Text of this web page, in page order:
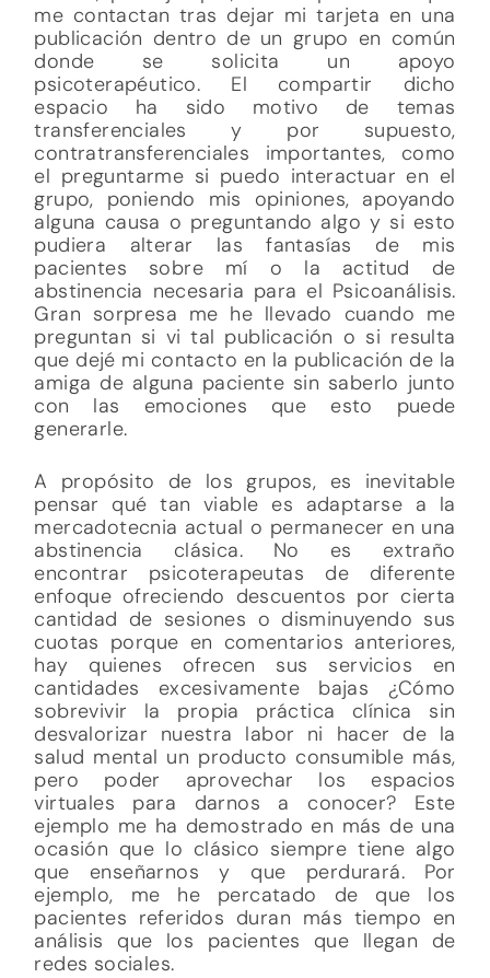
me contactan tras dejar mi tarjeta en una
publicación dentro de un grupo en común
donde se solicita un apoyo
psicoterapéutico. El compartir dicho
espacio ha sido motivo de temas
transferenciales y por supuesto,
contratransferenciales importantes, como
el preguntarme si puedo interactuar en el
grupo, poniendo mis opiniones, apoyando
alguna causa o preguntando algo y si esto
pudiera alterar las fantasías de mis
pacientes sobre mí o la actitud de
abstinencia necesaria para el Psicoanálisis.
Gran sorpresa me he llevado cuando me
preguntan si vi tal publicación o si resulta
que dejé mi contacto en la publicación de la
amiga de alguna paciente sin saberlo junto
con las emociones que esto puede
generarle.
A propósito de los grupos, es inevitable
pensar qué tan viable es adaptarse a la
mercadotecnia actual o permanecer en una
abstinencia clásica. No es extraño
encontrar psicoterapeutas de diferente
enfoque ofreciendo descuentos por cierta
cantidad de sesiones o disminuyendo sus
cuotas porque en comentarios anteriores,
hay quienes ofrecen sus servicios en
cantidades excesivamente bajas ¿Cómo
sobrevivir la propia práctica clínica sin
desvalorizar nuestra labor ni hacer de la
salud mental un producto consumible más,
pero poder aprovechar los espacios
virtuales para darnos a conocer? Este
ejemplo me ha demostrado en más de una
ocasión que lo clásico siempre tiene algo
que enseñarnos y que perdurará. Por
ejemplo, me he percatado de que los
pacientes referidos duran más tiempo en
análisis que los pacientes que llegan de
redes sociales.